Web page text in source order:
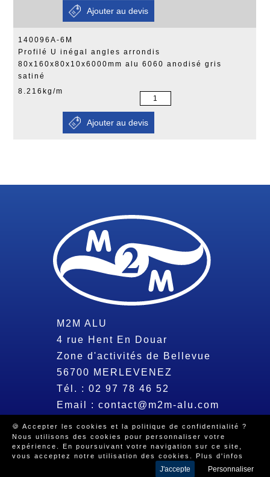
140096A-6M
Profilé U inégal angles arrondis
80x160x80x10x6000mm alu 6060 anodisé gris
satiné
8.216kg/m
M2M ALU
4 rue Hent En Douar
Zone d'activités de Bellevue
56700 MERLEVENEZ
Tél. :02 97 78 46 52
Email :contact@m2m-alu.com
© 2026 Tous droits réservés -Mentions légales-Politique de
confidentialité -Beeview, agence web Morbihan
🍪 Accepter les cookies et la politique de confidentialité ?
Nous utilisons des cookies pour personnaliser votre
expérience. En poursuivant votre navigation sur ce site,
vous acceptez notre utilisation des cookies. Plus d'infos
J'accepte Personnaliser